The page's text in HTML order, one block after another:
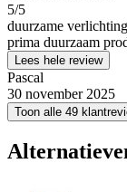
5/5
duurzame verlichting
prima duurzaam
Lees hele review
Pascal
30 november 2025
Toon alle 49